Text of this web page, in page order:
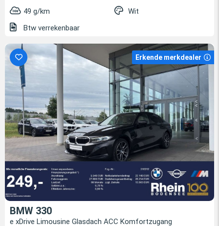
49 g/km
Wit
Btw verrekenbaar
Erkende merkdealer
BMW 330
e xDrive Limousine Glasdach ACC Komfortzugang